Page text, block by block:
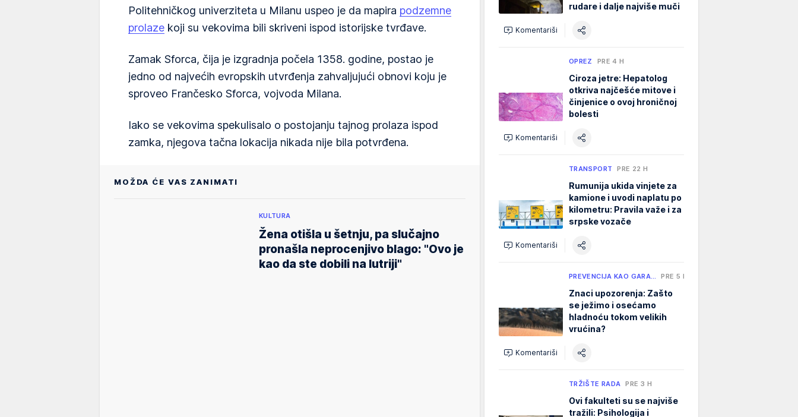
Politehničkog univerziteta u Milanu uspeo je da mapira podzemne
prolaze koji su vekovima bili skriveni ispod istorijske tvrđave.
Zamak Sforca, čija je izgradnja počela 1358. godine, postao je
jedno od najvećih evropskih utvrđenja zahvaljujući obnovi koju je
sproveo Frančesko Sforca, vojvoda Milana.
Iako se vekovima spekulisalo o postojanju tajnog prolaza ispod
zamka, njegova tačna lokacija nikada nije bila potvrđena.
MOŽDA ĆE VAS ZANIMATI
KULTURA
Žena otišla u šetnju, pa slučajno
pronašla neprocenjivo blago: "Ovo je
kao da ste dobili na lutriji"
rudare i dalje najviše muči
Komentariši
OPREZ PRE 4 H
Ciroza jetre: Hepatolog
otkriva najčešće mitove i
činjenice o ovoj hroničnoj
bolesti
Komentariši
TRANSPORT PRE 22 H
Rumunija ukida vinjete za
kamione i uvodi naplatu po
kilometru: Pravila važe i za
srpske vozače
Komentariši
PREVENCIJA KAO GARA… PRE 5 H
Znaci upozorenja: Zašto
se ježimo i osećamo
hladnoću tokom velikih
vrućina?
Komentariši
TRŽIŠTE RADA PRE 3 H
Ovi fakulteti su se najviše
tražili: Psihologija i